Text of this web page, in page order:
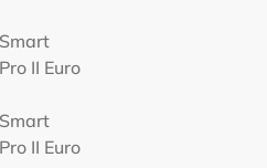
II Euro
II Euro